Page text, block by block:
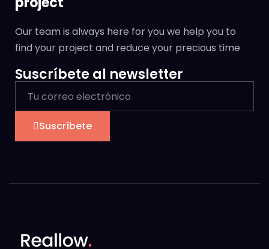
Our team is always here for you we help you to
find your project and reduce your precious time
Suscríbete al newsletter
Suscríbete